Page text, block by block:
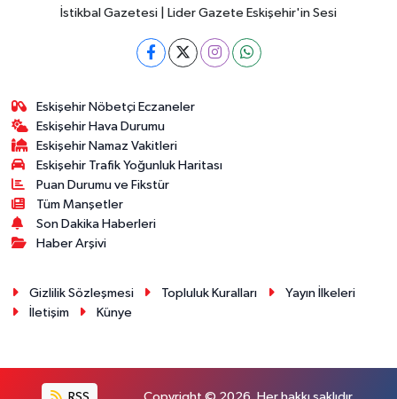
İstikbal Gazetesi | Lider Gazete Eskişehir'in Sesi
Eskişehir Nöbetçi Eczaneler
Eskişehir Hava Durumu
Eskişehir Namaz Vakitleri
Eskişehir Trafik Yoğunluk Haritası
Puan Durumu ve Fikstür
Tüm Manşetler
Son Dakika Haberleri
Haber Arşivi
Gizlilik Sözleşmesi Topluluk Kuralları
Yayın İlkeleri
İletişim
Künye